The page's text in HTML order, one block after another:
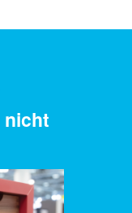
nicht